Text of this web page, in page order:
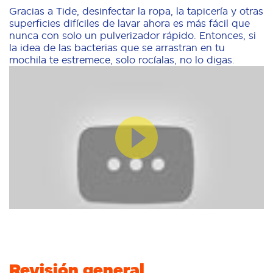
Gracias a Tide, desinfectar la ropa, la tapicería y otras
superficies difíciles de lavar ahora es más fácil que
nunca con solo un pulverizador rápido. Entonces, si
la idea de las bacterias que se arrastran en tu
mochila te estremece, solo rocíalas, no lo digas.